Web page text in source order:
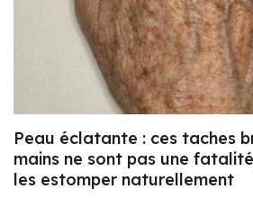
Peau éclatante : ces taches
mains ne sont pas une
les estomper naturellement